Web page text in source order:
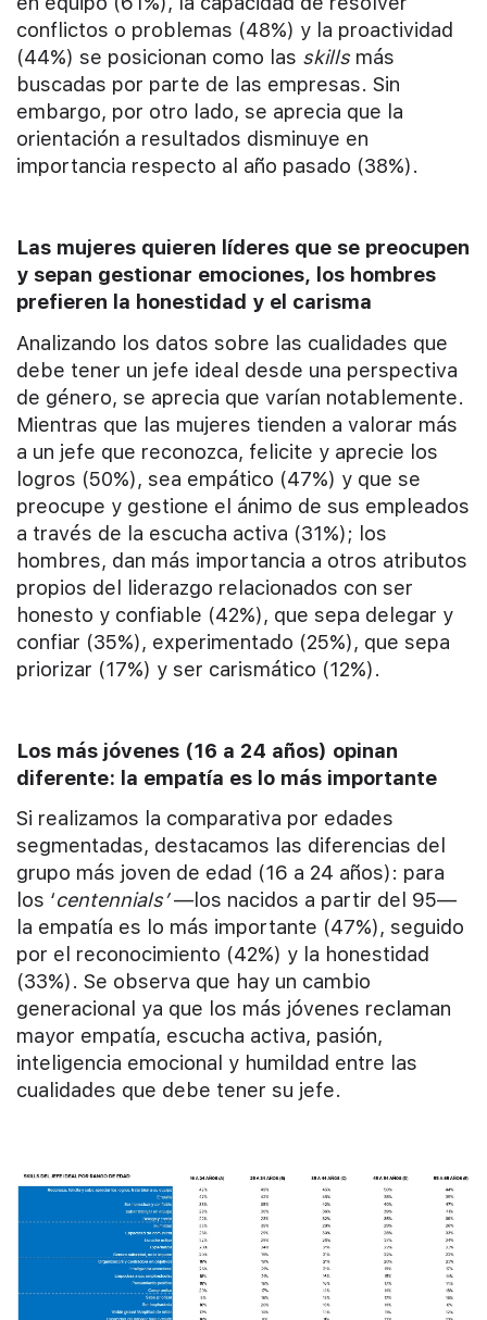
conflictos o problemas (48%) y la proactividad
(44%) se posicionan como las skillsmás
buscadas por parte de las empresas. Sin
embargo, por otro lado, se aprecia que la
orientación a resultados disminuye en
importancia respecto al año pasado (38%).
Las mujeres quieren líderes que se preocupen
y sepan gestionar emociones, los hombres
prefieren la honestidad y el carisma
Analizando los datos sobre las cualidades que
debe tener un jefe ideal desde una perspectiva
de género, se aprecia que varían notablemente.
Mientras que las mujeres tienden a valorar más
a un jefe que reconozca, felicite y aprecie los
logros (50%), sea empático (47%) y que se
preocupe y gestione el ánimo de sus empleados
a través de la escucha activa (31%); los
hombres, dan más importancia a otros atributos
propios del liderazgo relacionados con ser
honesto y confiable (42%), que sepa delegar y
confiar (35%), experimentado (25%), que sepa
priorizar (17%) y ser carismático (12%).
Los más jóvenes (16 a 24 años) opinan
diferente: la empatía es lo más importante
Si realizamos la comparativa por edades
segmentadas, destacamos las diferencias del
grupo más joven de edad (16 a 24 años): para
los ‘centennials’—los nacidos a partir del 95—
la empatía es lo más importante (47%), seguido
por el reconocimiento (42%) y la honestidad
(33%). Se observa que hay un cambio
generacional ya que los más jóvenes reclaman
mayor empatía, escucha activa, pasión,
inteligencia emocional y humildad entre las
cualidades que debe tener su jefe.